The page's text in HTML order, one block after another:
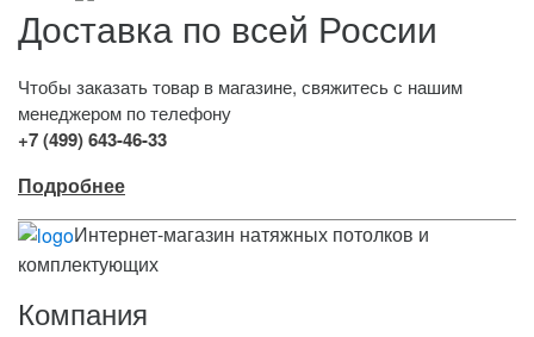
Доставка по всей России
Чтобы заказать товар в магазине, свяжитесь с нашим
менеджером по телефону
+7 (499) 643-46-33
Подробнее
Интернет-магазин натяжных потолков и
комплектующих
Компания